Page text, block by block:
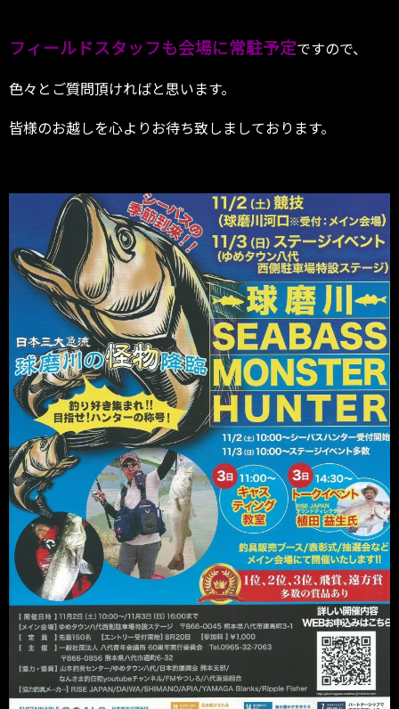
フィールドスタッフも会場に常駐予定ですので、
色々とご質問頂ければと思います。
皆様のお越しを心よりお待ち致しましております。